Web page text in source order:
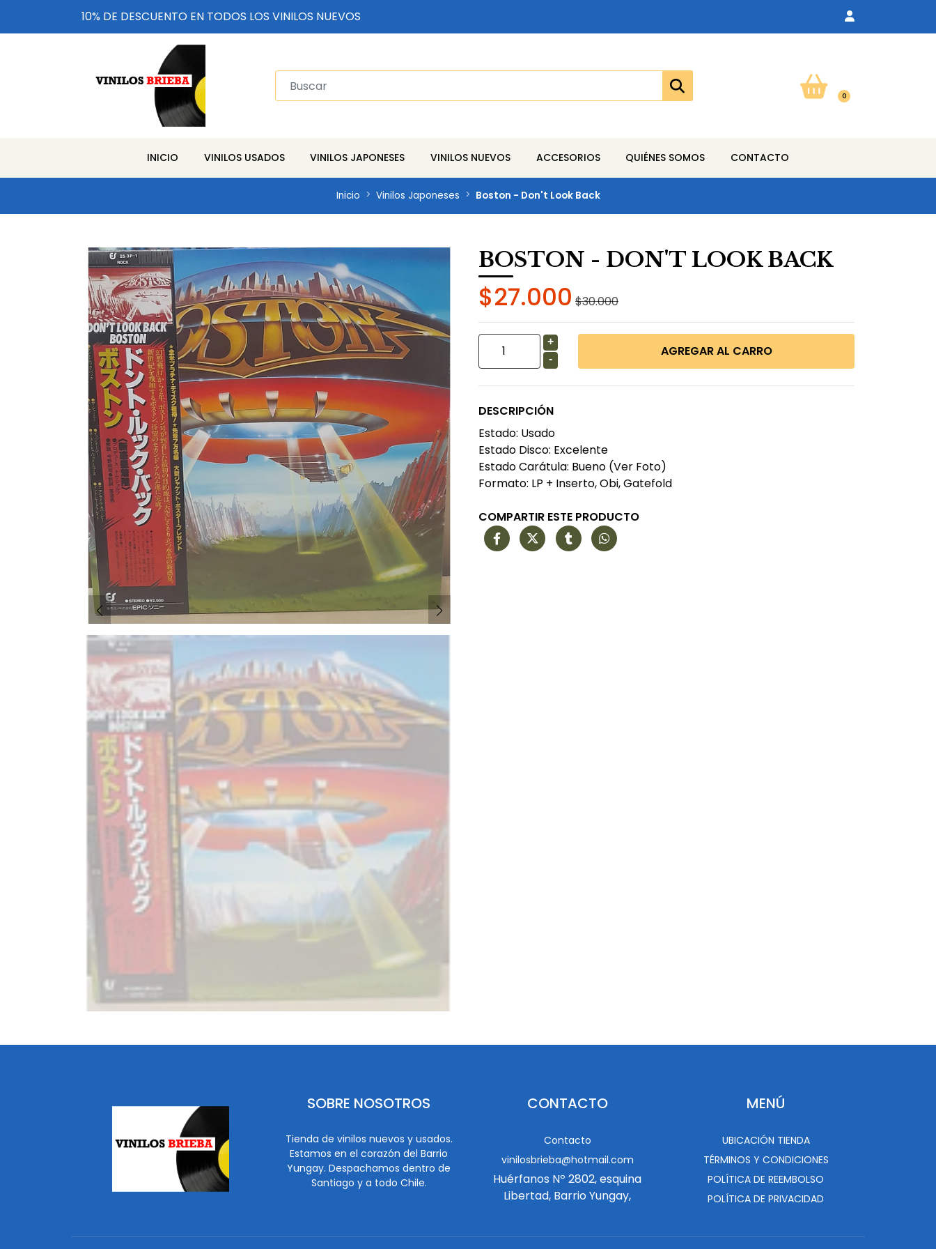
10% DE DESCUENTO EN TODOS LOS VINILOS NUEVOS
0
INICIO VINILOS USADOS VINILOS JAPONESES VINILOS NUEVOS ACCESORIOS QUIÉNES SOMOS CONTACTO
Inicio Vinilos Japoneses Boston - Don't Look Back
BOSTON - DON'T LOOK BACK
$27.000 $30.000
+
-
DESCRIPCIÓN
Estado: Usado
Estado Disco: Excelente
Estado Carátula: Bueno (Ver Foto)
Formato: LP + Inserto, Obi, Gatefold
COMPARTIR ESTE PRODUCTO
SOBRE NOSOTROS
Tienda de vinilos nuevos y usados.
Estamos en el corazón del Barrio
Yungay. Despachamos dentro de
Santiago y a todo Chile.
CONTACTO
Contacto
vinilosbrieba@hotmail.com
Huérfanos Nº 2802, esquina
Libertad, Barrio Yungay,
MENÚ
UBICACIÓN TIENDA
TÉRMINOS Y CONDICIONES
POLÍTICA DE REEMBOLSO
POLÍTICA DE PRIVACIDAD